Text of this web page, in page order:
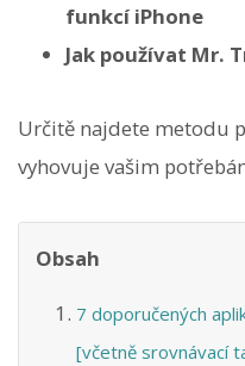
funkcí iPhone
Jak používat Mr.
Určitě najdete metodu
vyhovuje vašim
Obsah
7 doporučených
[včetně srovnávací